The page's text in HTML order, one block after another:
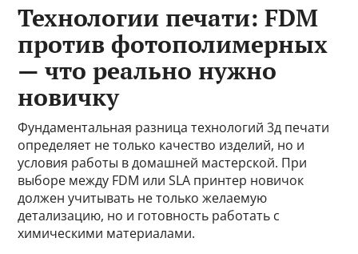
Технологии печати: FDM
против фотополимерных
— что реально нужно
новичку
Фундаментальная разница технологий 3д печати
определяет не только качество изделий, но и
условия работы в домашней мастерской. При
выборе между FDM или SLA принтер новичок
должен учитывать не только желаемую
детализацию, но и готовность работать с
химическими материалами.